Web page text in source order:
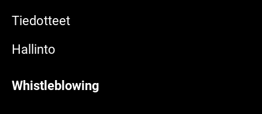
Tiedotteet
Hallinto
Whistleblowing